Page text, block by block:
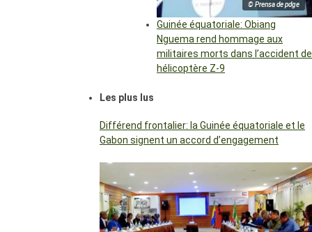
© Prensa de pdge
Guinée équatoriale: Obiang
Nguema rend hommage aux
militaires morts dans l’accident de
hélicoptère Z-9
Les plus lus
Différend frontalier: la Guinée équatoriale et le
Gabon signent un accord d’engagement